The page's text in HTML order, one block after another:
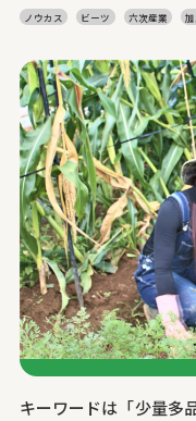
ノウカス ビーツ 六次産業
キーワードは「少量多